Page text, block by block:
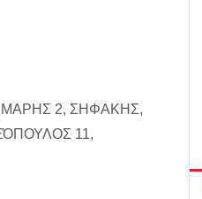
2, ΣΗΦΑΚΗΣ,
11,